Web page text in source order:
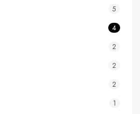
5
4
2
2
2
1